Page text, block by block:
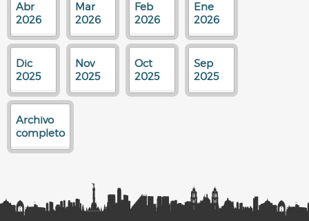
Abr
2026
Mar
2026
Feb
2026
Ene
2026
Dic
2025
Nov
2025
Oct
2025
Sep
2025
Archivo
completo